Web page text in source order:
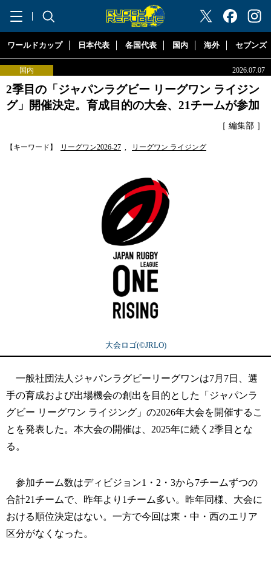
"ラグビーリパブリック"
ワールドカップ 日本代表 各国代表 国内 海外 セブンズ
国内 2026.07.07
2季目の「ジャパンラグビー リーグワン ライジン
グ」開催決定。育成目的の大会、21チームが参加
［ 編集部 ］
【キーワード】 リーグワン2026-27 , リーグワン ライジング
大会ロゴ(©︎JRLO)
一般社団法人ジャパンラグビーリーグワンは7月7日、選
手の育成および出場機会の創出を目的とした「ジャパンラ
グビー リーグワン ライジング」の2026年大会を開催するこ
とを発表した。本大会の開催は、2025年に続く2季目とな
る。
参加チーム数はディビジョン1・2・3から7チームずつの
合計21チームで、昨年より1チーム多い。昨年同様、大会に
おける順位決定はない。一方で今回は東・中・西のエリア
区分がなくなった。